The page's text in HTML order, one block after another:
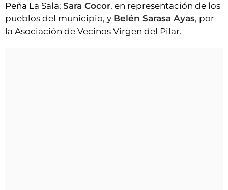
Peña La Sala; Sara Cocor, en representación de los
pueblos del municipio, y Belén Sarasa Ayas, por
la Asociación de Vecinos Virgen del Pilar.